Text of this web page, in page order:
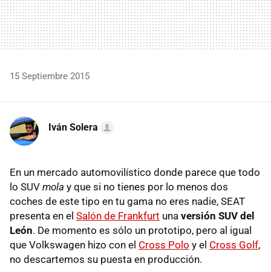
15 Septiembre 2015
Iván Solera
En un mercado automovilístico donde parece que todo
lo SUV mola y que si no tienes por lo menos dos
coches de este tipo en tu gama no eres nadie, SEAT
presenta en el Salón de Frankfurt una versión SUV del
León. De momento es sólo un prototipo, pero al igual
que Volkswagen hizo con el Cross Polo y el Cross Golf,
no descartemos su puesta en producción.